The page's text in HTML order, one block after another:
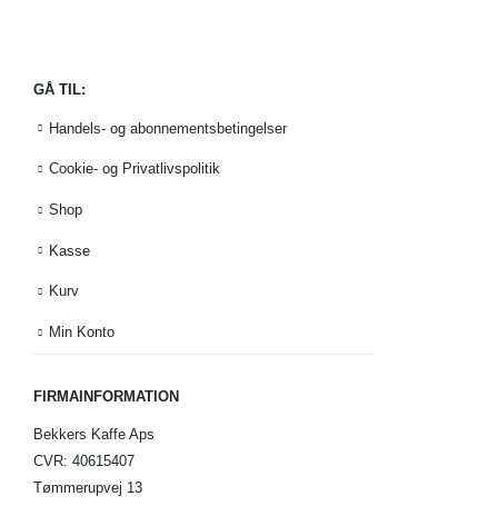
GÅ TIL:
Handels- og abonnementsbetingelser
Cookie- og Privatlivspolitik
Shop
Kasse
Kurv
Min Konto
FIRMAINFORMATION
Bekkers Kaffe Aps
CVR: 40615407
Tømmerupvej 13